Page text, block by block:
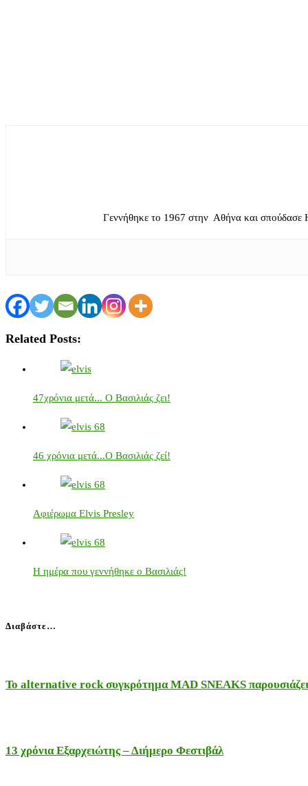
Γεννήθηκε το 1967 στην Αθήνα και σπούδασε
Related Posts:
47χρόνια μετά... Ο Βασιλιάς ζει!
46 χρόνια μετά...Ο Βασιλιάς ζεί!
Αφιέρωμα Elvis Presley
Η ημέρα που γεννήθηκε ο Βασιλιάς!
Διαβάστε…
Το alternative rock συγκρότημα MAD SNEAKS
13 χρόνια Εξαρχειώτης – Διήμερο Φεστιβάλ